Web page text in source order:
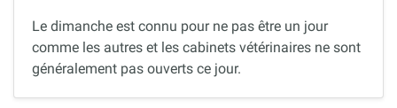
Le dimanche est connu pour ne pas être un jour
comme les autres et les cabinets vétérinaires ne sont
généralement pas ouverts ce jour.